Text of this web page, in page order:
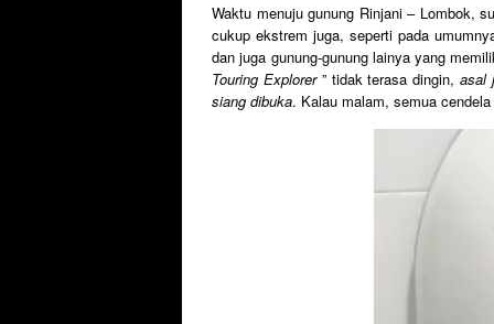
Waktu menuju gunung Rinjani – Lombok,
cukup ekstrem juga, seperti pada
dan juga gunung-gunung lainya yang
Touring Explorer” tidak terasa dingin,asal
siang dibuka. Kalau malam, semua